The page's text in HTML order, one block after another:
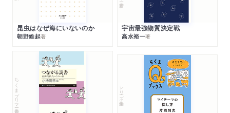
昆虫はなぜ海にいないのか
朝野維起著
宇宙最強物質決定戦
高水裕一著
ちくまプリマー新書 シリーズ・全集